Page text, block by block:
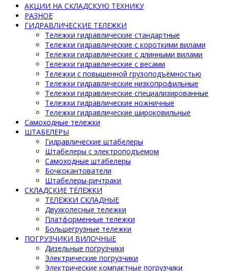
АКЦИИ НА СКЛАДСКУЮ ТЕХНИКУ
РАЗНОЕ
ГИДРАВЛИЧЕСКИЕ ТЕЛЕЖКИ
Тележки гидравлические стандартные
Тележки гидравлические с короткими вилами
Тележки гидравлические с длинными вилами
Тележки гидравлические с весами
Тележки с повышенной грузоподъёмностью
Тележки гидравлические низкопрофильные
Тележки гидравлические специализированные
Тележки гидравлические ножничные
Тележки гидравлические широковильные
Самоходные тележки
ШТАБЕЛЕРЫ
Гидравлические штабелеры
Штабелеры с электроподъемом
Самоходные штабелеры
Бочкокантователи
Штабелеры-ричтраки
СКЛАДСКИЕ ТЕЛЕЖКИ
ТЕЛЕЖКИ СКЛАДНЫЕ
Двухколесные тележки
Платформенные тележки
Большегрузные тележки
ПОГРУЗЧИКИ ВИЛОЧНЫЕ
Дизельные погрузчики
Электрические погрузчики
Электрические компактные погрузчики